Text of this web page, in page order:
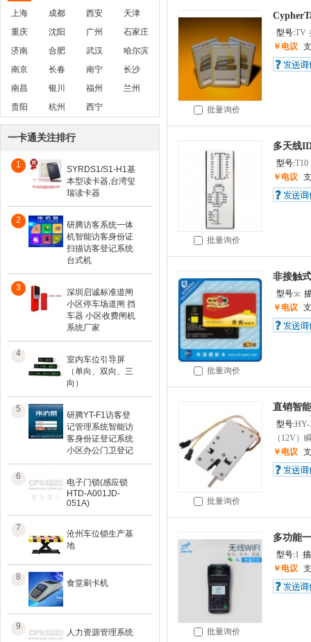
上海
成都 西安
天津
重庆
沈阳 广州
石家庄
济南
合肥 武汉
哈尔滨
南京
长春 南宁
长沙
南昌
银川 福州
兰州
贵阳
杭州 西宁
一卡通关注排行
1
SYRDS1/S1-H1基
本型读卡器,台湾玺
瑞读卡器
2
研腾访客系统一体
机智能访客身份证
扫描访客登记系统
台式机
3
深圳启诚标准道闸
小区停车场道闸 挡
车器 小区收费闸机
系统厂家
4
室内车位引导屏
（单向、双向、三
向）
5
研腾YT-F1访客登
记管理系统智能访
客身份证登记系统
小区办公门卫登记
6
电子门锁(感应锁
HTD-A001JD-
051A)
7
沧州车位锁生产基
地
8
食堂刷卡机
9
人力资源管理系统
批量询价
型号:TV
￥电议
批量询价
多天线
型号:T10
￥电议
批量询价
非接触
型号:ic
￥电议
批量询价
直销智
型号:HY-
（12V）
￥电议
批量询价
多功能
型号:1
￥电议